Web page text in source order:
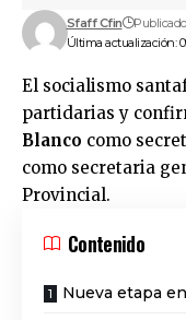
Última actualización:
Sfaff Cfin
El socialismo
partidarias y
Blanco como
como secretaria
Provincial.
Contenido
Nueva etapa